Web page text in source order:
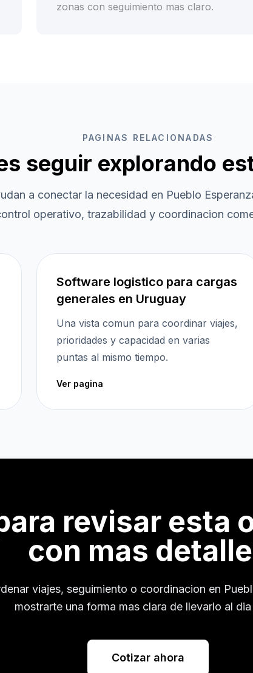
zonas con seguimiento mas claro.
PAGINAS RELACIONADAS
seguir explorando
a conectar la necesidad en Pueblo
operativo, trazabilidad y coordinacion
Software logistico para cargas
generales en Uruguay
Una vista comun para coordinar viajes,
prioridades y capacidad en varias
puntas al mismo tiempo.
Ver pagina
revisar esta
con mas
viajes, seguimiento o coordinacion en
mostrarte una forma mas clara de llevarlo al dia
Cotizar ahora